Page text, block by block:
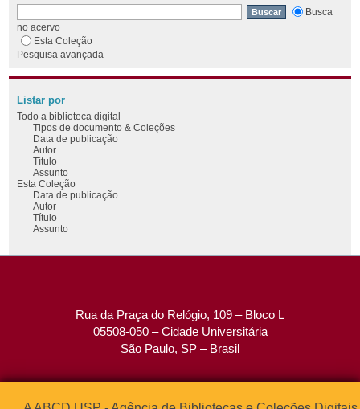
Busca
no acervo
Esta Coleção
Pesquisa avançada
Listar por
Todo a biblioteca digital
Tipos de documento & Coleções
Data de publicação
Autor
Título
Assunto
Esta Coleção
Data de publicação
Autor
Título
Assunto
Rua da Praça do Relógio, 109 – Bloco L
05508-050 – Cidade Universitária
São Paulo, SP – Brasil
Tel: (0xx11) 3091-4195 / (0xx11) 3091-1541
Fax: (0xx11) 3091-1567